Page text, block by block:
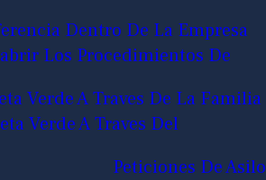
Dentro De La Empresa
Los Procedimientos De
Verde A Traves De La Familia
Verde A Traves Del
Peticiones De Asilo